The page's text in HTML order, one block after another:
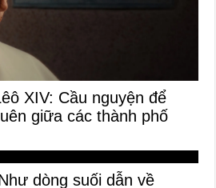
XIV: Cầu nguyện để
giữa các thành phố
dòng suối dẫn về